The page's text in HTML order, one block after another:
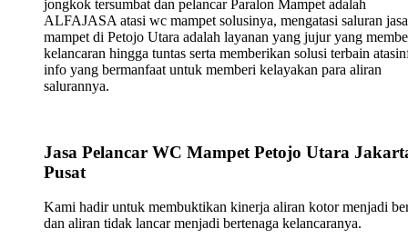
jongkok tersumbat dan pelancar Paralon Mampet adalah
ALFAJASA atasi wc mampet solusinya, mengatasi saluran jasa
mampet di Petojo Utara adalah layanan yang jujur yang
kelancaran hingga tuntas serta memberikan solusi terbain
info yang bermanfaat untuk memberi kelayakan para aliran
salurannya.
Jasa Pelancar WC Mampet Petojo Utara
Pusat
Kami hadir untuk membuktikan kinerja aliran kotor menjadi
dan aliran tidak lancar menjadi bertenaga kelancaranya.